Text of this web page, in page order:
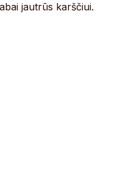
jautrūs karščiui.